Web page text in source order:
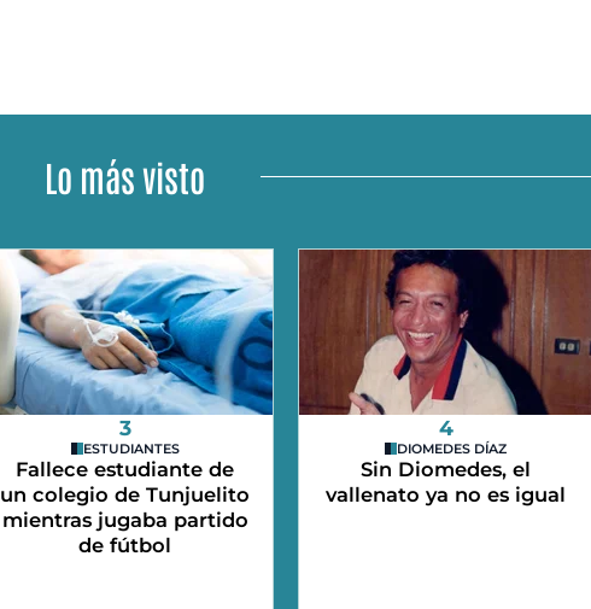
Lo más visto
3
ESTUDIANTES
Fallece estudiante de
un colegio de Tunjuelito
mientras jugaba partido
de fútbol
4
DIOMEDES DÍAZ
Sin Diomedes, el
vallenato ya no es igual